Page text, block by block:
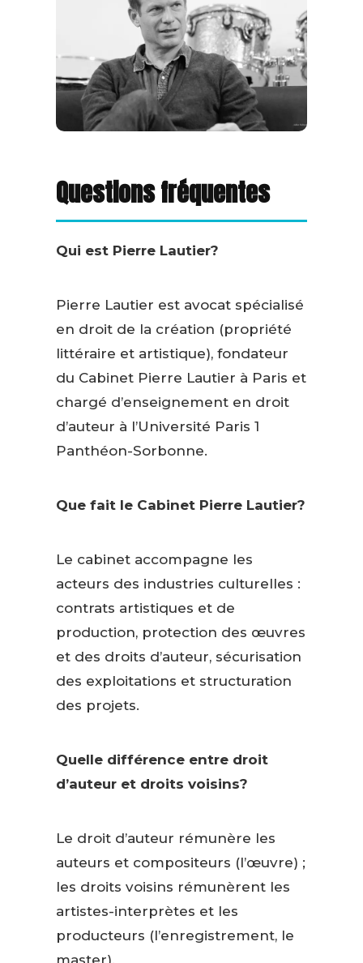
Questions fréquentes
Qui est Pierre Lautier?
Pierre Lautier est avocat spécialisé
en droit de la création (propriété
littéraire et artistique), fondateur
du Cabinet Pierre Lautier à Paris et
chargé d’enseignement en droit
d’auteur à l’Université Paris 1
Panthéon-Sorbonne.
Que fait le Cabinet Pierre Lautier?
Le cabinet accompagne les
acteurs des industries culturelles :
contrats artistiques et de
production, protection des œuvres
et des droits d’auteur, sécurisation
des exploitations et structuration
des projets.
Quelle différence entre droit
d’auteur et droits voisins?
Le droit d’auteur rémunère les
auteurs et compositeurs (l’œuvre) ;
les droits voisins rémunèrent les
artistes-interprètes et les
producteurs (l’enregistrement, le